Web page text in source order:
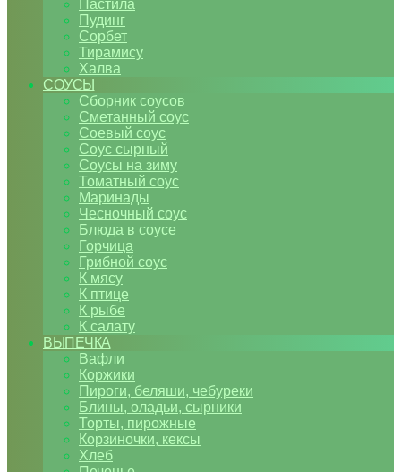
Пастила
Пудинг
Сорбет
Тирамису
Халва
СОУСЫ
Сборник соусов
Сметанный соус
Соевый соус
Соус сырный
Соусы на зиму
Томатный соус
Маринады
Чесночный соус
Блюда в соусе
Горчица
Грибной соус
К мясу
К птице
К рыбе
К салату
ВЫПЕЧКА
Вафли
Коржики
Пироги, беляши, чебуреки
Блины, оладьи, сырники
Торты, пирожные
Корзиночки, кексы
Хлеб